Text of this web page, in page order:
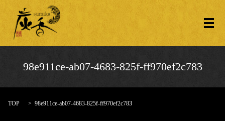
メ
98e911ce-ab07-4683-825f-ff970ef2c783
TOP 98e911ce-ab07-4683-825f-ff970ef2c783